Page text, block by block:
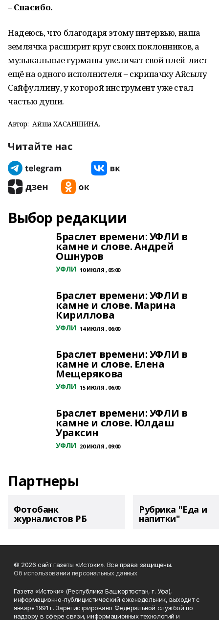
– Спасибо.
Надеюсь, что благодаря этому интервью, наша
землячка расширит круг своих поклонников, а
музыкальные гурманы увеличат свой плей-лист
ещё на одного исполнителя – скрипачку Айсылу
Сайфуллину, у которой инструмент уже стал
частью души.
Автор: Айша ХАСАНШИНА.
Читайте нас
Выбор редакции
Браслет времени: УФЛИ в
камне и слове. Андрей
Ошнуров
УФЛИ 10 ИЮЛЯ , 05:00
Браслет времени: УФЛИ в
камне и слове. Марина
Кириллова
УФЛИ 14 ИЮЛЯ , 06:00
Браслет времени: УФЛИ в
камне и слове. Елена
Мещерякова
УФЛИ 15 ИЮЛЯ , 06:00
Браслет времени: УФЛИ в
камне и слове. Юлдаш
Ураксин
УФЛИ 20 ИЮЛЯ , 09:00
Партнеры
Фотобанк
журналистов РБ
Рубрика "Еда и
напитки"
© 2026 сайт газеты «Истоки». Все права защищены.
Об использовании персональных данных
Газета «Истоки» (Республика Башкортостан, г. Уфа),
информационно-публицистический еженедельник, выходит с
января 1991 г. Зарегистрировано Федеральной службой по
надзору в сфере связи, информационных технологий и